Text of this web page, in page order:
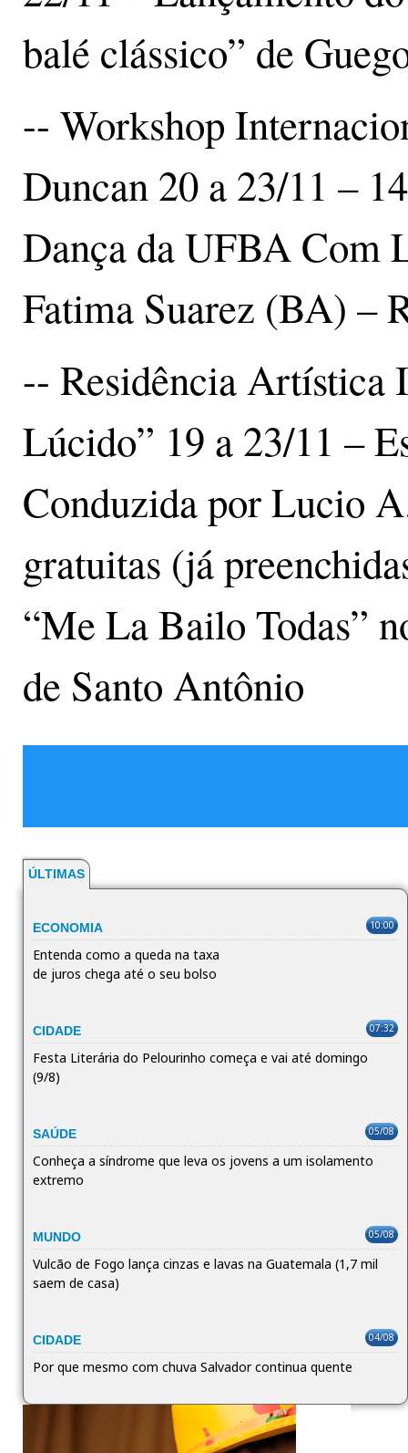
balé clássico” de
-- Workshop
Duncan 20 a 23/11 –
Dança da UFBA Com
Fatima Suarez (BA) –
-- Residência Artística
Lúcido” 19 a 23/11 –
Conduzida por Lucio
gratuitas (já
“Me La Bailo Todas”
de Santo Antônio
ÚLTIMAS
ECONOMIA 10:00
Entenda como a queda na taxa
de juros chega até o seu bolso
CIDADE 07:32
Festa Literária do Pelourinho começa e vai até domingo
(9/8)
SAÚDE 05/08
Conheça a síndrome que leva os jovens a um isolamento
extremo
MUNDO 05/08
Vulcão de Fogo lança cinzas e lavas na Guatemala (1,7 mil
saem de casa)
CIDADE 04/08
Por que mesmo com chuva Salvador continua quente